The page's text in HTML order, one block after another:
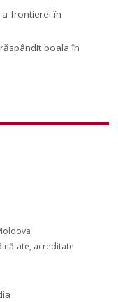
frontierei în
boala în
acreditate